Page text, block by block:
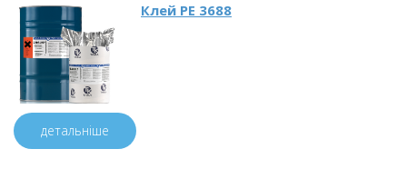
Клей PE 3688
детальніше